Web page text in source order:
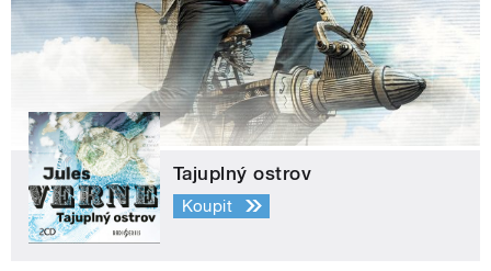
Tajuplný ostrov
Koupit